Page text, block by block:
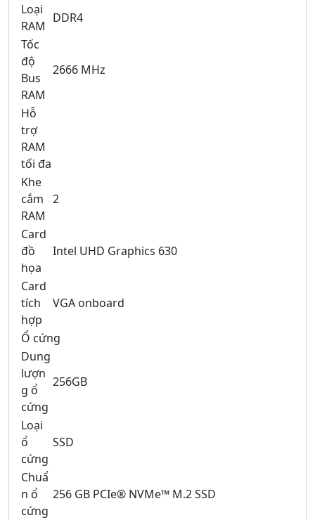
Loại
RAM
DDR4
Tốc
độ
Bus
RAM
2666 MHz
Hỗ
trợ
RAM
tối đa
Khe
cắm
RAM
2
Card
đồ
họa
Intel UHD Graphics 630
Card
tích
hợp
VGA onboard
Ổ cứng
Dung
lượn
g ổ
cứng
256GB
Loại
ổ
cứng
SSD
Chuẩ
n ổ
cứng
256 GB PCIe® NVMe™ M.2 SSD